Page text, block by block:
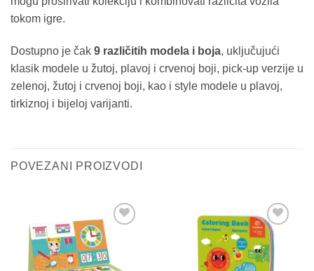
tokom igre.
Dostupno je čak 9 različitih modela i boja, uključujući
klasik modele u žutoj, plavoj i crvenoj boji, pick-up verzije u
zelenoj, žutoj i crvenoj boji, kao i style modele u plavoj,
tirkiznoj i bijeloj varijanti.
POVEZANI PROIZVODI
Sačuvaj
proizvod
Sačuvaj
proizvod